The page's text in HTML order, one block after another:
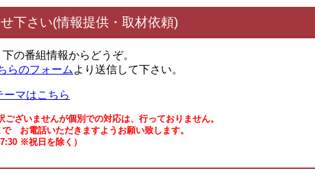
下さい(情報提供・取材依頼)
の番組情報からどうぞ。
らのフォーム より送信して下さい。
ーマはこちら
ざいませんが個別での対応は、行っておりません。
お電話いただきますようお願い致します。
※祝日を除く）